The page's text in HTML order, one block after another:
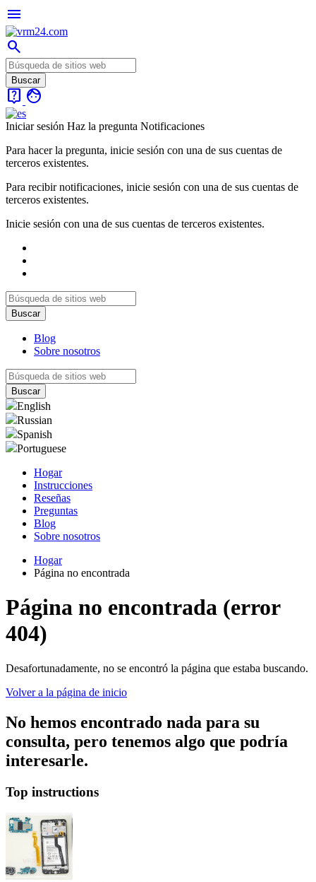
menu
search
live_help face
Iniciar sesión Haz la pregunta Notificaciones
Para hacer la pregunta, inicie sesión con una de sus cuentas de
terceros existentes.
Para recibir notificaciones, inicie sesión con una de sus cuentas de
terceros existentes.
Inicie sesión con una de sus cuentas de terceros existentes.
Blog
Sobre nosotros
English
Russian
Spanish
Portuguese
Hogar
Instrucciones
Reseñas
Preguntas
Blog
Sobre nosotros
Hogar
Página no encontrada
Página no encontrada (error
404)
Desafortunadamente, no se encontró la página que estaba buscando.
Volver a la página de inicio
No hemos encontrado nada para su
consulta, pero tenemos algo que podría
interesarle.
Top instructions